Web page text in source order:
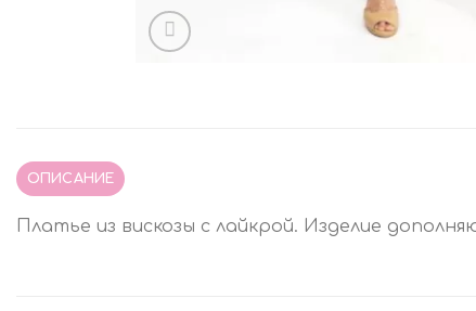
ОПИСАНИЕ
Платье из вискозы с лайкрой. Изделие